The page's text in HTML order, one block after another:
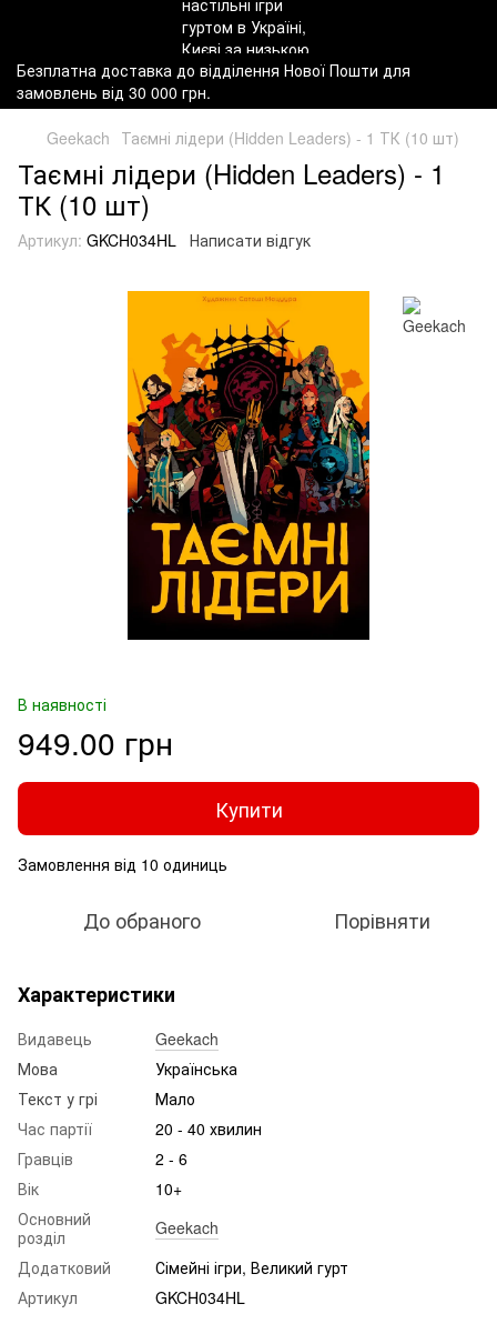
Безплатна доставка до відділення Нової Пошти для
замовлень від 30 000 грн.
Geekach Таємні лідери (Hidden Leaders) - 1 ТК (10 шт)
Таємні лідери (Hidden Leaders) - 1
ТК (10 шт)
Артикул: GKCH034HL Написати відгук
В наявності
949.00 грн
Купити
Замовлення від 10 одиниць
До обраного Порівняти
Характеристики
Видавець
Geekach
Мова
Українська
Текст у грі
Мало
Час партії
20 - 40 хвилин
Гравців
2 - 6
Вік
10+
Основний
розділ
Geekach
Додатковий
Сімейні ігри, Великий гурт
Артикул
GKCH034HL